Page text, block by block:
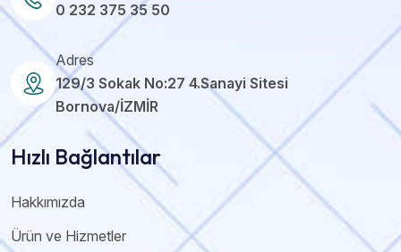
0 232 375 35 50
Adres
129/3 Sokak No:27 4.Sanayi Sitesi
Bornova/İZMİR
Hızlı Bağlantılar
Hakkımızda
Ürün ve Hizmetler